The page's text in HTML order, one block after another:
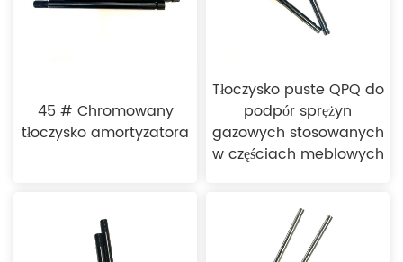
45 # Chromowany
tłoczysko amortyzatora
Tłoczysko puste QPQ do
podpór sprężyn
gazowych stosowanych
w częściach meblowych